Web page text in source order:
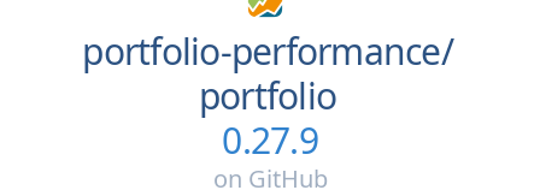
portfolio-performance/
portfolio
0.27.9
on GitHub